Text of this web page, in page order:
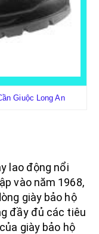
Giuộc Long An
lao động nổi
vào năm 1968,
giày bảo hộ
đầy đủ các tiêu
giày bảo hộ